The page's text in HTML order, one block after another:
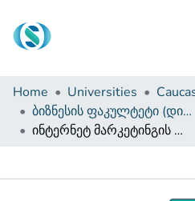
Communities & Collections
Browse
Documentation
Home Universities
ბიზნესის ფაკულტეტი (დისერტაციები, სამაგისტრო ნაშრომები)
ინტერნეტ მარკეტინგის როლი მცირე ბიზნესის განვითარებაში